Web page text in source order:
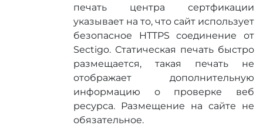
печать центра сертфикации
указывает на то, что сайт использует
безопасное HTTPS соединение от
Sectigo. Статическая печать быстро
размещается, такая печать не
отображает дополнительную
информацию о проверке веб
ресурса. Размещение на сайте не
обязательное.